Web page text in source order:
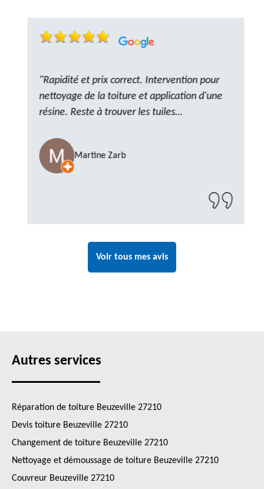
"Rapidité et prix correct. Intervention pour
nettoyage de la toiture et application d'une
résine. Reste à trouver les tuiles
compter sur M. GOT. Très content de la
prestation, a recommander sans problème"
Martine Zarb
Voir tous mes avis
Autres services
Réparation de toiture Beuzeville 27210
Devis toiture Beuzeville 27210
Changement de toiture Beuzeville 27210
Nettoyage et démoussage de toiture Beuzeville 27210
Couvreur Beuzeville 27210